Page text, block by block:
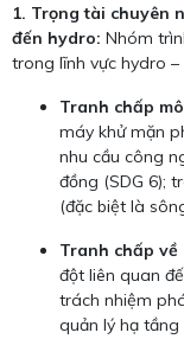
1. Trọng tài chuyên
đến hydro: Nhóm
trong lĩnh vực hydro –
Tranh chấp
máy khử mặn
nhu cầu công
đồng (SDG 6);
(đặc biệt là
Tranh chấp về
đột liên quan
trách nhiệm
quản lý hạ tầng